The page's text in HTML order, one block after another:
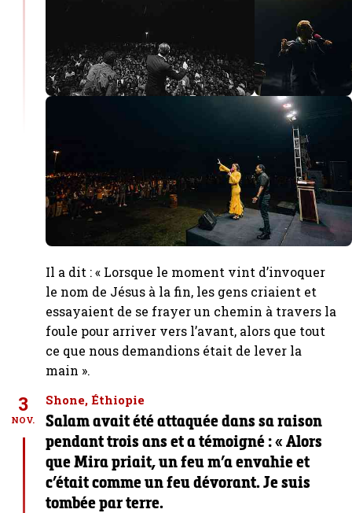
Il a dit : « Lorsque le moment vint d’invoquer
le nom de Jésus à la fin, les gens criaient et
essayaient de se frayer un chemin à travers la
foule pour arriver vers l’avant, alors que tout
ce que nous demandions était de lever la
main ».
3
NOV.
Shone, Éthiopie
Salam avait été attaquée dans sa raison
pendant trois ans et a témoigné : « Alors
que Mira priait, un feu m’a envahie et
c’était comme un feu dévorant. Je suis
tombée par terre.